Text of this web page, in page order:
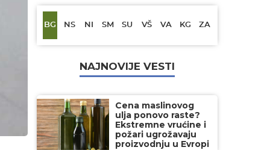
BG NS NI SM SU VŠ VA KG ZA
NAJNOVIJE VESTI
Cena maslinovog
ulja ponovo raste?
Ekstremne vrućine i
požari ugrožavaju
proizvodnju u Evropi